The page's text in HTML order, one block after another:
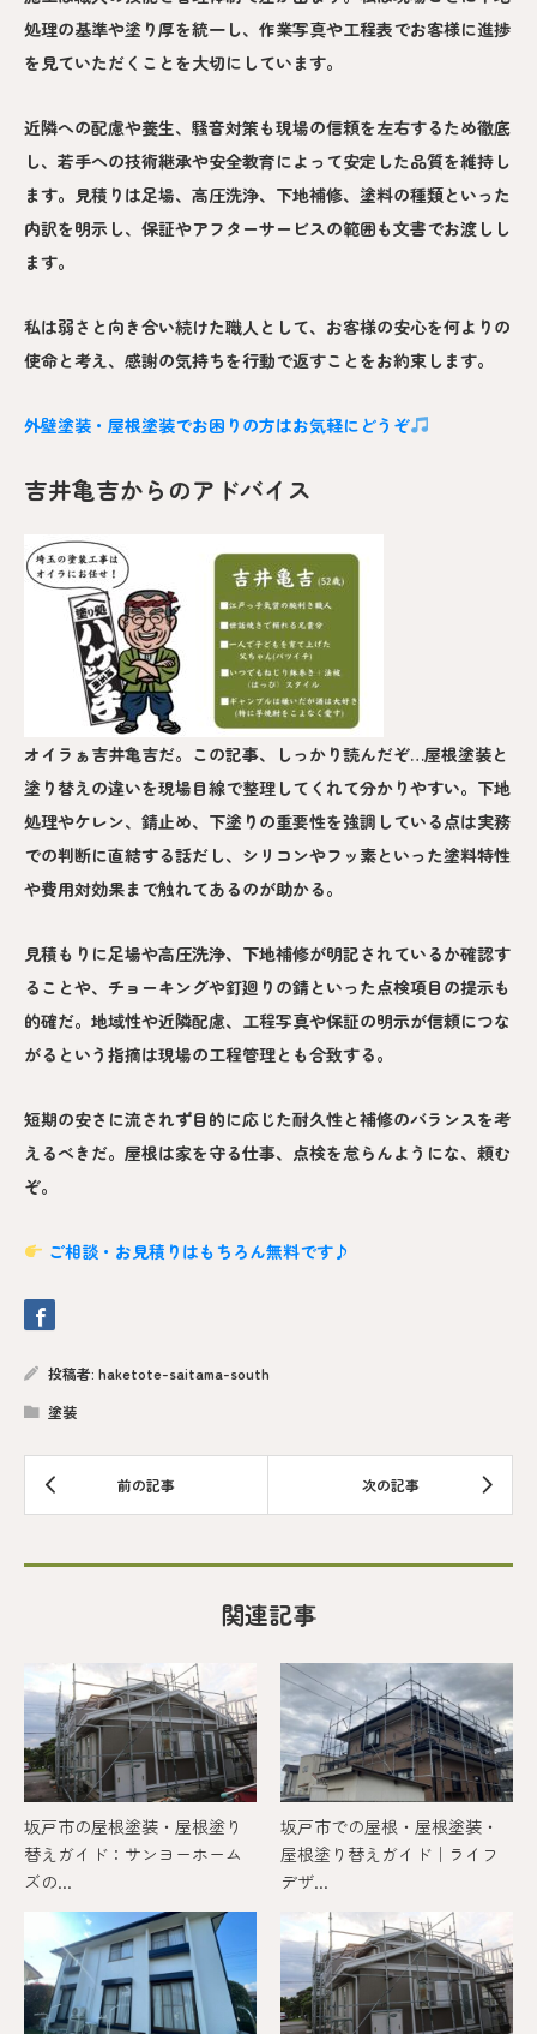
処理の基準や塗り厚を統一し、作業写真や工程表でお客様に進捗
を見ていただくことを大切にしています。
近隣への配慮や養生、騒音対策も現場の信頼を左右するため徹底
し、若手への技術継承や安全教育によって安定した品質を維持し
ます。見積りは足場、高圧洗浄、下地補修、塗料の種類といった
内訳を明示し、保証やアフターサービスの範囲も文書でお渡しし
ます。
私は弱さと向き合い続けた職人として、お客様の安心を何よりの
使命と考え、感謝の気持ちを行動で返すことをお約束します。
外壁塗装・屋根塗装でお困りの方はお気軽にどうぞ
吉井亀吉からのアドバイス
オイラぁ吉井亀吉だ。この記事、しっかり読んだぞ…屋根塗装と
塗り替えの違いを現場目線で整理してくれて分かりやすい。下地
処理やケレン、錆止め、下塗りの重要性を強調している点は実務
での判断に直結する話だし、シリコンやフッ素といった塗料特性
や費用対効果まで触れてあるのが助かる。
見積もりに足場や高圧洗浄、下地補修が明記されているか確認す
ることや、チョーキングや釘廻りの錆といった点検項目の提示も
的確だ。地域性や近隣配慮、工程写真や保証の明示が信頼につな
がるという指摘は現場の工程管理とも合致する。
短期の安さに流されず目的に応じた耐久性と補修のバランスを考
えるべきだ。屋根は家を守る仕事、点検を怠らんようにな、頼む
ぞ。
ご相談・お見積りはもちろん無料です♪
投稿者: haketote-saitama-south
塗装
関連記事
坂戸市の屋根塗装・屋根塗り
替えガイド：サンヨーホーム
ズの...
坂戸市での屋根・屋根塗装・
屋根塗り替えガイド｜ライフ
デザ...